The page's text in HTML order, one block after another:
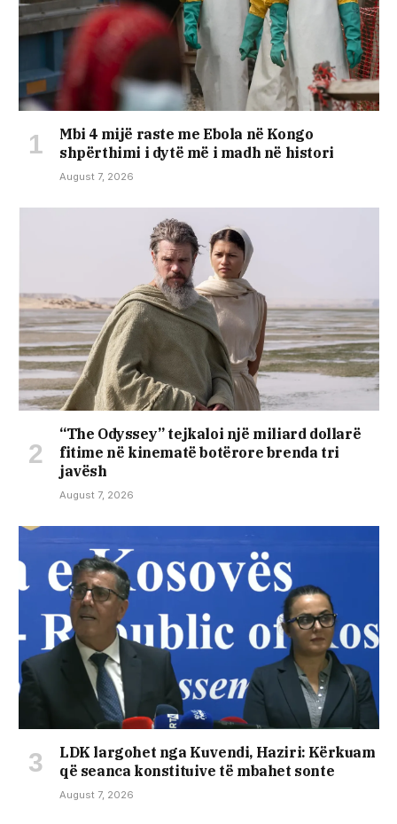
Mbi 4 mijë raste me Ebola në Kongo
shpërthimi i dytë më i madh në histori
August 7, 2026
“The Odyssey” tejkaloi një miliard dollarë
fitime në kinematë botërore brenda tri
javësh
August 7, 2026
LDK largohet nga Kuvendi, Haziri: Kërkuam
që seanca konstituive të mbahet sonte
August 7, 2026